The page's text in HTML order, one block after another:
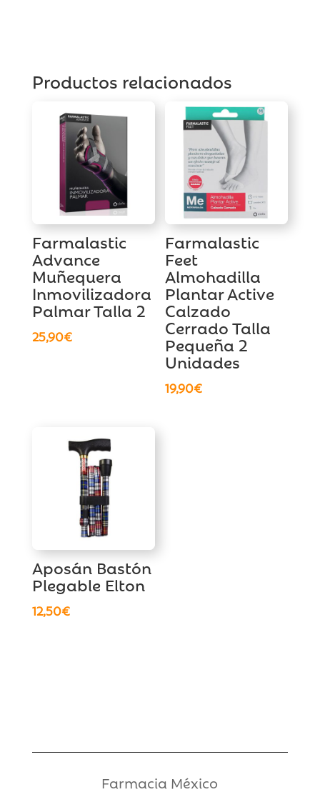
Productos relacionados
Farmalastic
Advance
Muñequera
Inmovilizadora
Palmar Talla 2
25,90€
Farmalastic
Feet
Almohadilla
Plantar Active
Calzado
Cerrado Talla
Pequeña 2
Unidades
19,90€
Aposán Bastón
Plegable Elton
12,50€
Farmacia México